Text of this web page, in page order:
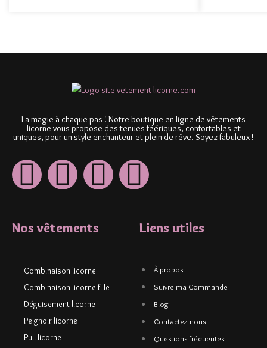
La magie à chaque pas ! Notre boutique en ligne de vêtements
licorne vous propose des tenues féériques, confortables et
uniques, pour un style enchanteur et plein de rêve. Soyez fabuleux !
Nos vêtements
Combinaison licorne
Combinaison licorne fille
Déguisement licorne
Peignoir licorne
Pull licorne
Liens utiles
À propos
Suivre ma Commande
Blog
Contactez-nous
Questions fréquentes